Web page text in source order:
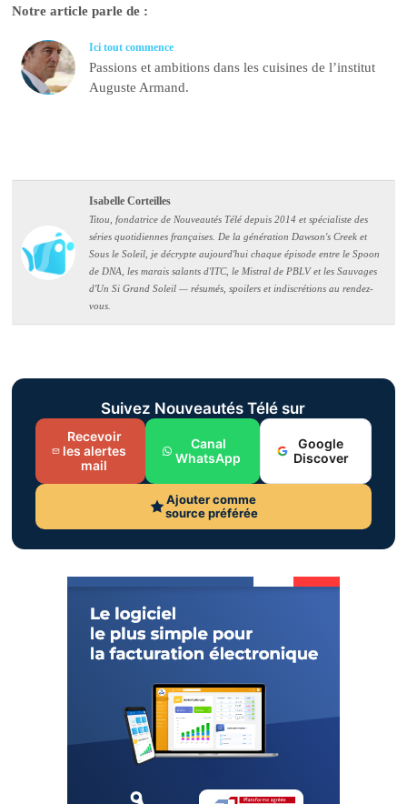
Notre article parle de :
Ici tout commence
Passions et ambitions dans les cuisines de l’institut
Auguste Armand.
Isabelle Corteilles
Titou, fondatrice de Nouveautés Télé depuis 2014 et spécialiste des
séries quotidiennes françaises. De la génération Dawson's Creek et
Sous le Soleil, je décrypte aujourd'hui chaque épisode entre le Spoon
de DNA, les marais salants d'ITC, le Mistral de PBLV et les Sauvages
d'Un Si Grand Soleil — résumés, spoilers et indiscrétions au rendez-
vous.
Suivez Nouveautés Télé sur
Recevoir
les alertes
mail
Canal
WhatsApp
Google
Discover
Ajouter comme
source préférée